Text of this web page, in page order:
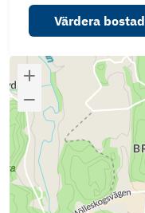
Värdera bostad